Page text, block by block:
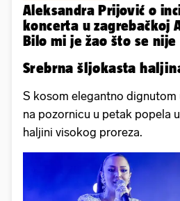
Aleksandra Prijović o
koncerta u zagrebačkoj
Bilo mi je žao što se nije
Srebrna šljokasta
S kosom elegantno dignutom
na pozornicu u petak popela
haljini visokog proreza.